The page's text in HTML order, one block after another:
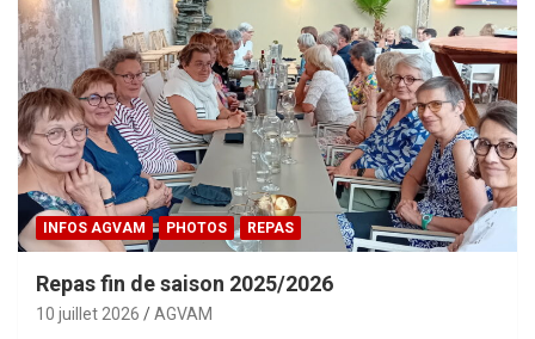
INFOS AGVAM PHOTOS REPAS
Repas fin de saison 2025/2026
10 juillet 2026 AGVAM